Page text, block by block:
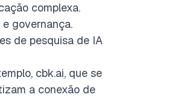
complexa.
governança.
de pesquisa de IA
cbk.ai, que se
a conexão de